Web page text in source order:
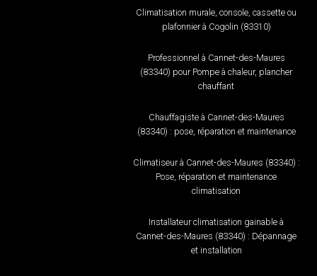
Climatisation murale, console, cassette ou
plafonnier à Cogolin (83310)
Professionnel à Cannet-des-Maures
(83340) pour Pompe à chaleur, plancher
chauffant
Chauffagiste à Cannet-des-Maures
(83340) : pose, réparation et maintenance
Climatiseur à Cannet-des-Maures (83340) :
Pose, réparation et maintenance
climatisation
Installateur climatisation gainable à
Cannet-des-Maures (83340) : Dépannage
et installation